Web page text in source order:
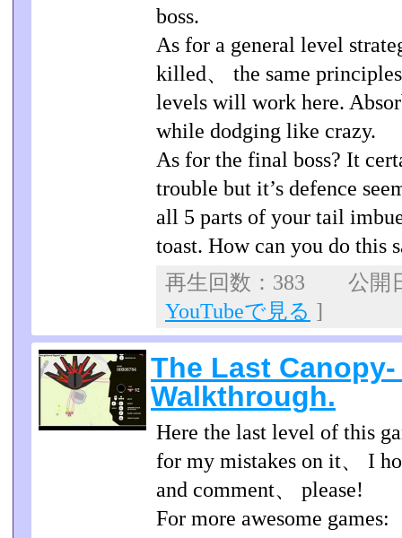
boss.
As for a general level
killed、 the same
levels will work here.
while dodging like crazy.
As for the final boss? It
trouble but it’s defence
all 5 parts of your tail
toast. How can you do this
再生回数：383 公開
YouTubeで見る ]
The Last
Walkthrough.
Here the last level of this
for my mistakes on it、 I
and comment、 please!
For more awesome games: